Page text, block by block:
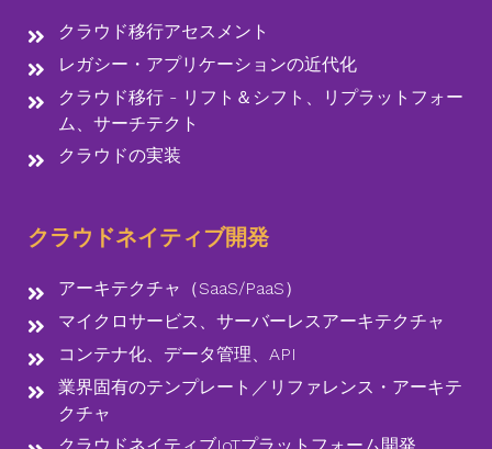
クラウド移行アセスメント
レガシー・アプリケーションの近代化
クラウド移行 - リフト＆シフト、リプラットフォー
ム、サーチテクト
クラウドの実装
クラウドネイティブ開発
アーキテクチャ（SaaS/PaaS）
マイクロサービス、サーバーレスアーキテクチャ
コンテナ化、データ管理、API
業界固有のテンプレート／リファレンス・アーキテ
クチャ